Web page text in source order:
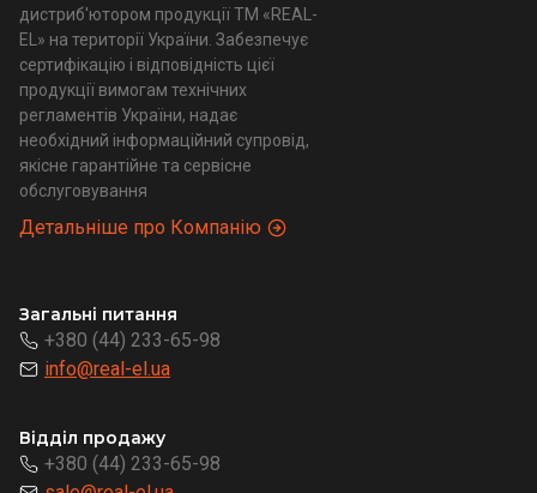
дистриб'ютором продукції ТМ «REAL-
EL» на території України. Забезпечує
сертифікацію і відповідність цієї
продукції вимогам технічних
регламентів України, надає
необхідний інформаційний супровід,
якісне гарантійне та сервісне
обслуговування
Детальніше про Компанію
Загальні питання
+380 (44) 233-65-98
info@real-el.ua
Відділ продажу
+380 (44) 233-65-98